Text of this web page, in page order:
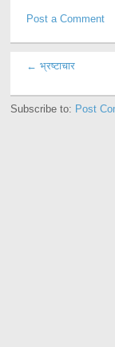
Post a Comment
← भ्रष्टाचार
Subscribe to: Post